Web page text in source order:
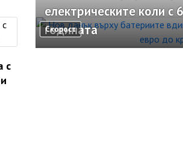
с
Скорост
електрическите коли с
годината